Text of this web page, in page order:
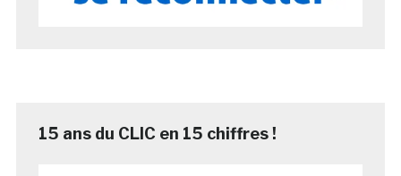
15 ans du CLIC en 15 chiffres !